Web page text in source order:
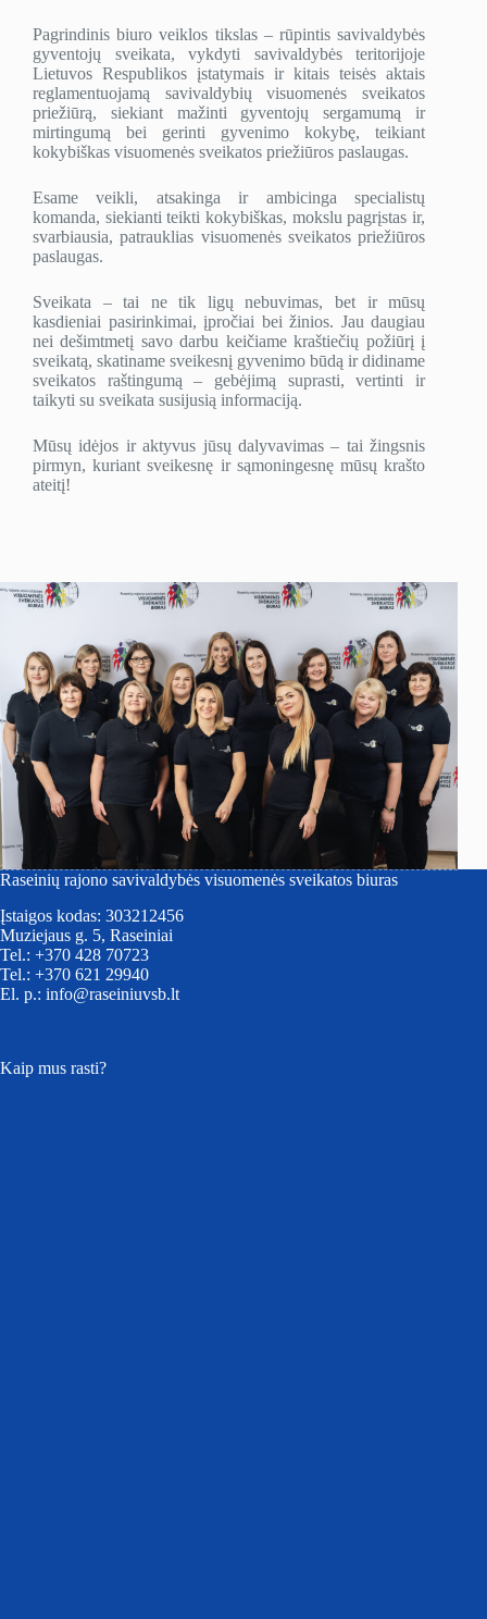
Pagrindinis biuro veiklos tikslas – rūpintis savivaldybės
gyventojų sveikata, vykdyti savivaldybės teritorijoje
Lietuvos Respublikos įstatymais ir kitais teisės aktais
reglamentuojamą savivaldybių visuomenės sveikatos
priežiūrą, siekiant mažinti gyventojų sergamumą ir
mirtingumą bei gerinti gyvenimo kokybę, teikiant
kokybiškas visuomenės sveikatos priežiūros paslaugas.
Esame veikli, atsakinga ir ambicinga specialistų
komanda, siekianti teikti kokybiškas, mokslu pagrįstas ir,
svarbiausia, patrauklias visuomenės sveikatos priežiūros
paslaugas.
Sveikata – tai ne tik ligų nebuvimas, bet ir mūsų
kasdieniai pasirinkimai, įpročiai bei žinios. Jau daugiau
nei dešimtmetį savo darbu keičiame kraštiečių požiūrį į
sveikatą, skatiname sveikesnį gyvenimo būdą ir didiname
sveikatos raštingumą – gebėjimą suprasti, vertinti ir
taikyti su sveikata susijusią informaciją.
Mūsų idėjos ir aktyvus jūsų dalyvavimas – tai žingsnis
pirmyn, kuriant sveikesnę ir sąmoningesnę mūsų krašto
ateitį!
Raseinių rajono savivaldybės visuomenės sveikatos biuras
Įstaigos kodas: 303212456
Muziejaus g. 5, Raseiniai
Tel.: +370 428 70723
Tel.: +370 621 29940
El. p.: info@raseiniuvsb.lt
Kaip mus rasti?